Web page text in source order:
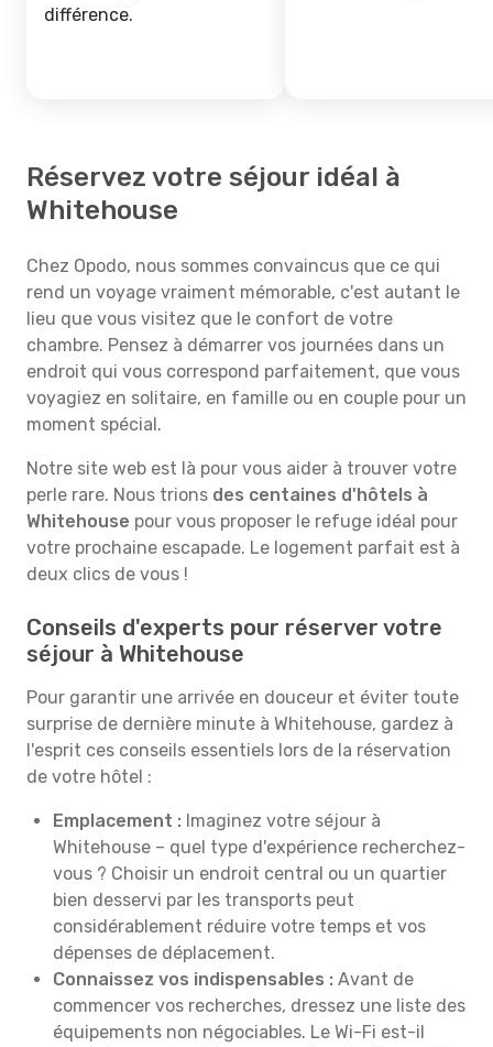
différence.
Réservez votre séjour idéal à
Whitehouse
Chez Opodo, nous sommes convaincus que ce qui
rend un voyage vraiment mémorable, c'est autant le
lieu que vous visitez que le confort de votre
chambre. Pensez à démarrer vos journées dans un
endroit qui vous correspond parfaitement, que vous
voyagiez en solitaire, en famille ou en couple pour un
moment spécial.
Notre site web est là pour vous aider à trouver votre
perle rare. Nous trions des centaines d'hôtels à
Whitehouse pour vous proposer le refuge idéal pour
votre prochaine escapade. Le logement parfait est à
deux clics de vous !
Conseils d'experts pour réserver votre
séjour à Whitehouse
Pour garantir une arrivée en douceur et éviter toute
surprise de dernière minute à Whitehouse, gardez à
l'esprit ces conseils essentiels lors de la réservation
de votre hôtel :
Emplacement : Imaginez votre séjour à
Whitehouse – quel type d'expérience recherchez-
vous ? Choisir un endroit central ou un quartier
bien desservi par les transports peut
considérablement réduire votre temps et vos
dépenses de déplacement.
Connaissez vos indispensables : Avant de
commencer vos recherches, dressez une liste des
équipements non négociables. Le Wi-Fi est-il